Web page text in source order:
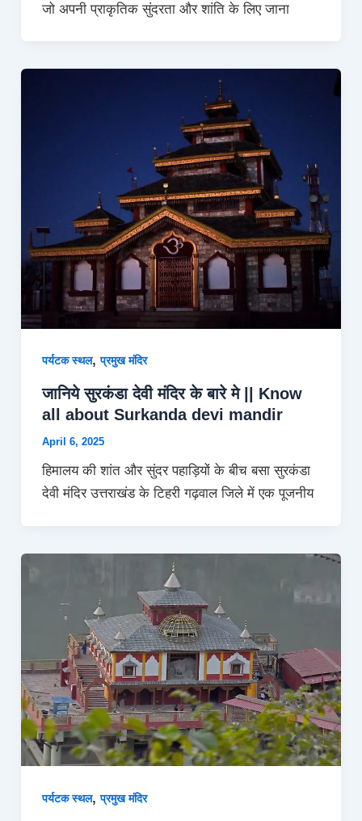
जो अपनी प्राकृतिक सुंदरता और शांति के लिए जाना
पर्यटक स्थल,प्रमुख मंदिर
जानिये सुरकंडा देवी मंदिर के बारे मे || Know
all about Surkanda devi mandir
April 6, 2025
हिमालय की शांत और सुंदर पहाड़ियों के बीच बसा सुरकंडा
देवी मंदिर उत्तराखंड के टिहरी गढ़वाल जिले में एक पूजनीय
पर्यटक स्थल,प्रमुख मंदिर